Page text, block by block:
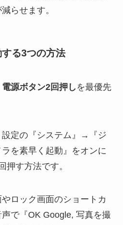
らせます。
る3つの方法
電源ボタン2回押し を最優先
設定の『システム』→『ジ
を素早く起動』をオンに
押す方法です。
ロック画面のショートカ
で『OK Google, 写真を撮